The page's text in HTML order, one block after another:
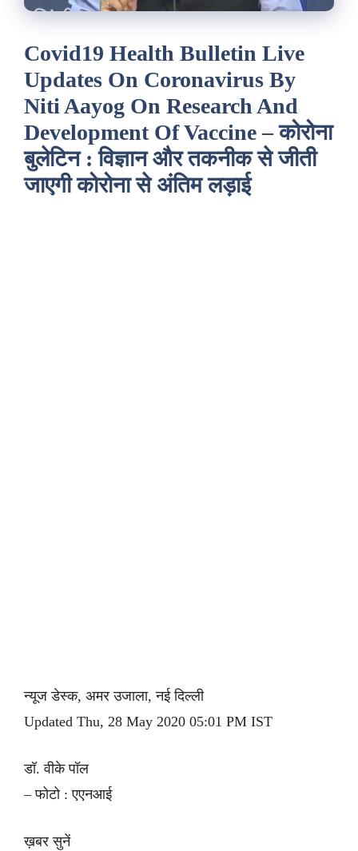
Covid19 Health Bulletin Live
Updates On Coronavirus By
Niti Aayog On Research And
Development Of Vaccine – कोरोना
बुलेटिन : विज्ञान और तकनीक से जीती
जाएगी कोरोना से अंतिम लड़ाई
न्यूज डेस्क, अमर उजाला, नई दिल्ली
Updated Thu, 28 May 2020 05:01 PM IST
डॉ. वीके पॉल
– फोटो : एएनआई
ख़बर सुनें